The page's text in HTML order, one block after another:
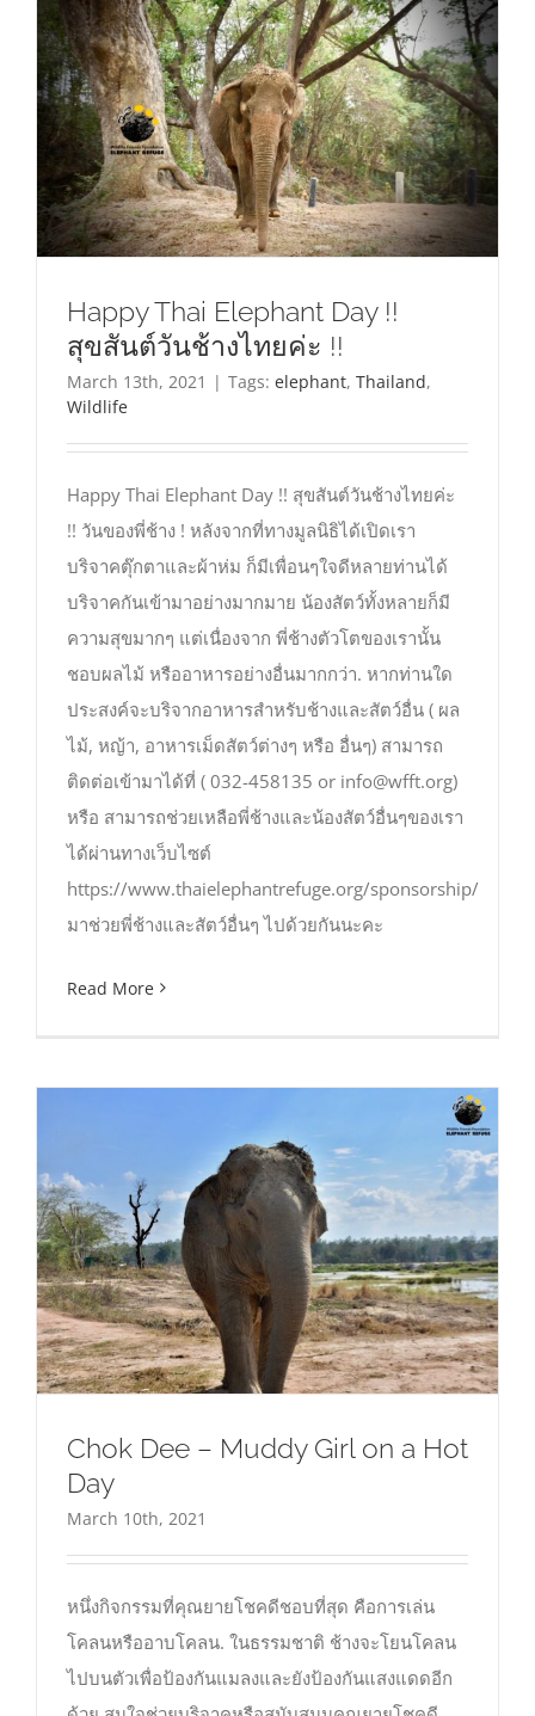
Happy Thai Elephant Day !!
สุขสันต์วันช้างไทยค่ะ !!
March 13th, 2021 | Tags: elephant, Thailand,
Wildlife
Happy Thai Elephant Day !! สุขสันต์วันช้างไทยค่ะ
!! วันของพี่ช้าง ! หลังจากที่ทางมูลนิธิได้เปิดเรา
บริจาคตุ๊กตาและผ้าห่ม ก็มีเพื่อนๆใจดีหลายท่านได้
บริจาคกันเข้ามาอย่างมากมาย น้องสัตว์ทั้งหลายก็มี
ความสุขมากๆ แต่เนื่องจาก พี่ช้างตัวโตของเรานั้น
ชอบผลไม้ หรืออาหารอย่างอื่นมากกว่า. หากท่านใด
ประสงค์จะบริจากอาหารสำหรับช้างและสัตว์อื่น ( ผล
ไม้, หญ้า, อาหารเม็ดสัตว์ต่างๆ หรือ อื่นๆ) สามารถ
ติดต่อเข้ามาได้ที่ ( 032-458135 or info@wfft.org)
หรือ สามารถช่วยเหลือพี่ช้างและน้องสัตว์อื่นๆของเรา
ได้ผ่านทางเว็บไซต์
https://www.thaielephantrefuge.org/sponsorship/
มาช่วยพี่ช้างและสัตว์อื่นๆ ไปด้วยกันนะคะ
Read More
Chok Dee – Muddy Girl on a Hot
Day
March 10th, 2021
หนึ่งกิจกรรมที่คุณยายโชคดีชอบที่สุด คือการเล่น
โคลนหรืออาบโคลน. ในธรรมชาติ ช้างจะโยนโคลน
ไปบนตัวเพื่อป้องกันแมลงและยังป้องกันแสงแดดอีก